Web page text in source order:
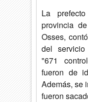
La
provincia
Osses,
del
"671
fueron de
Además, se
fueron